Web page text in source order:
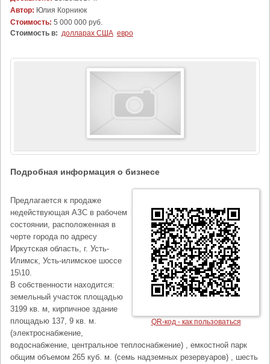
Автор: Юлия Корниюк
Стоимость: 5 000 000 руб.
Стоимость в: долларах США евро
Подробная информация о бизнесе
QR-код - как пользоваться
Предлагается к продаже
недействующая АЗС в рабочем
состоянии, расположенная в
черте города по адресу
Иркутская область, г. Усть-
Илимск, Усть-илимское шоссе
15\10.
В собственности находится:
земельный участок площадью
3199 кв. м, кирпичное здание
площадью 137, 9 кв. м.
(электроснабжение,
водоснабжение, центральное теплоснабжение) , емкостной парк
общим объемом 265 куб. м. (семь надземных резервуаров) , шесть